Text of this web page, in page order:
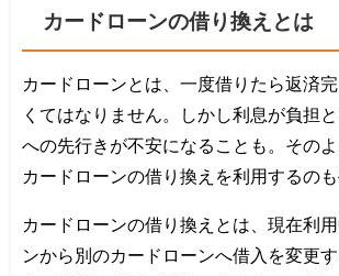
カードローンの借り換えとは
カードローンとは、一度借りたら返済
くてはなりません。しかし利息が負担
への先行きが不安になることも。そのよ
カードローンの借り換えを利用するのも
カードローンの借り換えとは、現在利
ンから別のカードローンへ借入を変更